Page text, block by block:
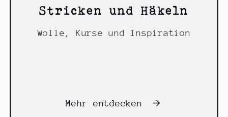
Stricken und Häkeln
Wolle, Kurse und Inspiration
Mehr entdecken